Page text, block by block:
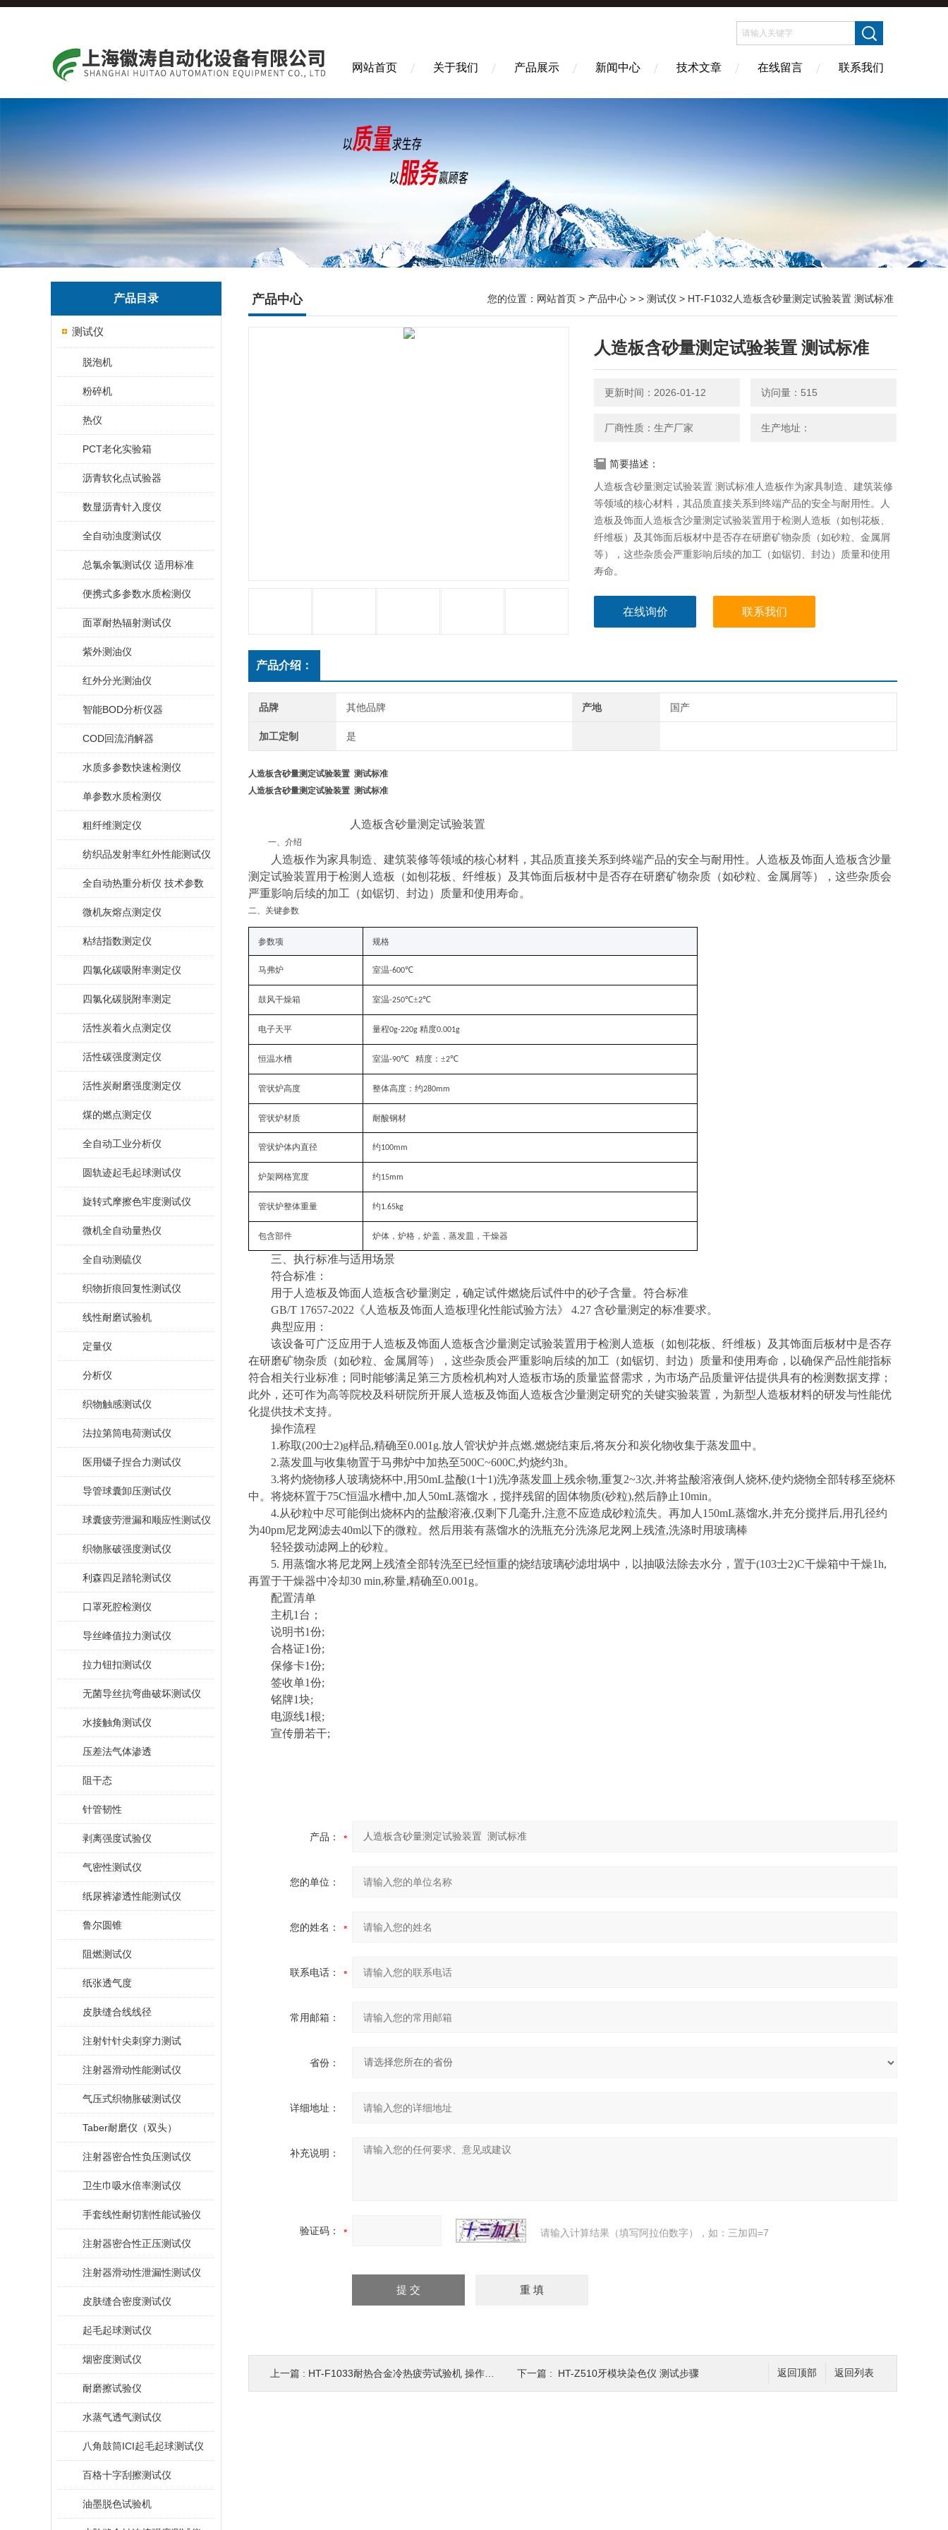
网站首页 关于我们 产品展示 新闻中心 技术文章 在线留言 联系我们
产品目录
测试仪
脱泡机
粉碎机
热仪
PCT老化实验箱
沥青软化点试验器
数显沥青针入度仪
全自动浊度测试仪
总氯余氯测试仪 适用标准
便携式多参数水质检测仪
面罩耐热辐射测试仪
紫外测油仪
红外分光测油仪
智能BOD分析仪器
COD回流消解器
水质多参数快速检测仪
单参数水质检测仪
粗纤维测定仪
纺织品发射率红外性能测试仪
全自动热重分析仪 技术参数
微机灰熔点测定仪
粘结指数测定仪
四氯化碳吸附率测定仪
四氯化碳脱附率测定
活性炭着火点测定仪
活性碳强度测定仪
活性炭耐磨强度测定仪
煤的燃点测定仪
全自动工业分析仪
圆轨迹起毛起球测试仪
旋转式摩擦色牢度测试仪
微机全自动量热仪
全自动测硫仪
织物折痕回复性测试仪
线性耐磨试验机
定量仪
分析仪
织物触感测试仪
法拉第筒电荷测试仪
医用镊子捏合力测试仪
导管球囊卸压测试仪
球囊疲劳泄漏和顺应性测试仪
织物胀破强度测试仪
利森四足踏轮测试仪
口罩死腔检测仪
导丝峰值拉力测试仪
拉力钮扣测试仪
无菌导丝抗弯曲破坏测试仪
水接触角测试仪
压差法气体渗透
阻干态
针管韧性
剥离强度试验仪
气密性测试仪
纸尿裤渗透性能测试仪
鲁尔圆锥
阻燃测试仪
纸张透气度
皮肤缝合线线径
注射针针尖刺穿力测试
注射器滑动性能测试仪
气压式织物胀破测试仪
Taber耐磨仪（双头）
注射器密合性负压测试仪
卫生巾吸水倍率测试仪
手套线性耐切割性能试验仪
注射器密合性正压测试仪
注射器滑动性泄漏性测试仪
皮肤缝合密度测试仪
起毛起球测试仪
烟密度测试仪
耐磨擦试验仪
水蒸气透气测试仪
八角鼓筒ICI起毛起球测试仪
百格十字刮擦测试仪
油墨脱色试验机
产品中心 您的位置： 网站首页 > 产品中心 > > 测试仪 > HT-F1032人造板含砂量测定试验装置 测试标准
人造板含砂量测定试验装置 测试标准
更新时间：2026-01-12 访问量：515
厂商性质：生产厂家 生产地址：
简要描述：
人造板含砂量测定试验装置 测试标准人造板作为家具制造、建筑装修
等领域的核心材料，其品质直接关系到终端产品的安全与耐用性。人
造板及饰面人造板含沙量测定试验装置用于检测人造板（如刨花板、
纤维板）及其饰面后板材中是否存在研磨矿物杂质（如砂粒、金属屑
等），这些杂质会严重影响后续的加工（如锯切、封边）质量和使用
寿命。
在线询价 联系我们
产品介绍：
品牌 其他品牌 产地 国产
加工定制 是
人造板含砂量测定试验装置 测试标准
人造板含砂量测定试验装置 测试标准
人造板含砂量测定试验装置
一、 介绍
人造板作为家具制造、建筑装修等领域的核心材料，其品质直接关系到终端产品的安全与耐用性。人造板 及饰面人造板含沙量
测定试验装置用于检测人造板（如刨花板、纤维板）及其饰面后板材中是否存在研磨矿物杂质（如砂粒、金属屑等），这些杂质会
严重影响后续的加工（如锯切、封边）质量和使用寿命。
二、关键参数
参数项 规格
马弗炉 室温-600℃
鼓风干燥箱 室温-250℃±2℃
电子天平 量程0g-220g 精度0.001g
恒温水槽 室温-90℃ 精度：±2℃
管状炉高度 整体高度：约280mm
管状炉材质 耐酸钢材
管状炉体内直径 约100mm
炉架网格宽度 约15mm
管状炉整体重量 约1.65kg
包含部件 炉体，炉格，炉盖，蒸发皿，干燥器
‌三、 执行标准与适用场景‌
符合标准：
用于人造板及饰面人造板含砂量测定，确定试件燃烧后试件中的砂子含量。符合标准
GB/T 17657-2022《人造板及饰面人造板理化性能试验方法》 4.27 含砂量测定的标准要求。
‌典型应用‌：
该设备可广泛应用于人造板及饰面人造板含沙量测定试验装置用于检测人造板（如刨花板、纤维板）及其饰面后板材中是否存
在研磨矿物杂质（如砂粒、金属屑等），这些杂质会严重影响后续的加工（如锯切、封边）质量和使用寿命 ，以确保产品性能指标
符合相关行业标准；同时能够满足第三方质检机构对人造板市场的质量监督需求，为市场产品质量评估提供具有的检测数据支撑；
此外，还可作为高等院校及科研院所开展人造板及饰面人造板含沙量测定研究的关键实验装置，为新型人造板材料的研发与性能优
化提供技术支持。
操作流程
1.称取(200士2)g样品,精确至0.001g.放人管状炉并点燃.燃烧结束后,将灰分和炭化物收集于蒸发皿中。
2.蒸发皿与收集物置于马弗炉中加热至500C~600C,灼烧约3h。
3.将灼烧物移人玻璃烧杯中,用50mL盐酸(1十1)洗净蒸发皿上残余物,重复2~3次,并将盐酸溶液倒人烧杯,使灼烧物全部转移至烧杯
中。将烧杯置于75C恒温水槽中,加人50mL蒸馏水，搅拌残留的固体物质(砂粒),然后静止10min。
4.从砂粒中尽可能倒出烧杯内的盐酸溶液,仅剩下几毫升,注意不应造成砂粒流失。再加人150mL蒸馏水,并充分搅拌后,用孔径约
为40pm尼龙网滤去40m以下的微粒。然后用装有蒸馏水的洗瓶充分洗涤尼龙网上残渣,洗涤时用玻璃棒
轻轻拨动滤网上的砂粒。
5. 用蒸馏水将尼龙网上残渣全部转洗至已经恒重的烧结玻璃砂滤坩埚中，以抽吸法除去水分，置于(103士2)C干燥箱中干燥1h,
再置于干燥器中冷却30 min,称量,精确至0.001g。
配置清单
主机1台；
说明书1份;
合格证1份;
保修卡1份;
签收单1份;
铭牌1块;
电源线1根;
宣传册若干;
产品：
您的单位：
您的姓名：
联系电话：
常用邮箱：
省份：
详细地址：
补充说明：
验证码： 请输入计算结果（填写阿拉伯数字），如：三加四=7
返回列表
返回顶部
上一篇 : HT-F1033耐热合金冷热疲劳试验机 操作规程 下一篇 : HT-Z510牙模块染色仪 测试步骤